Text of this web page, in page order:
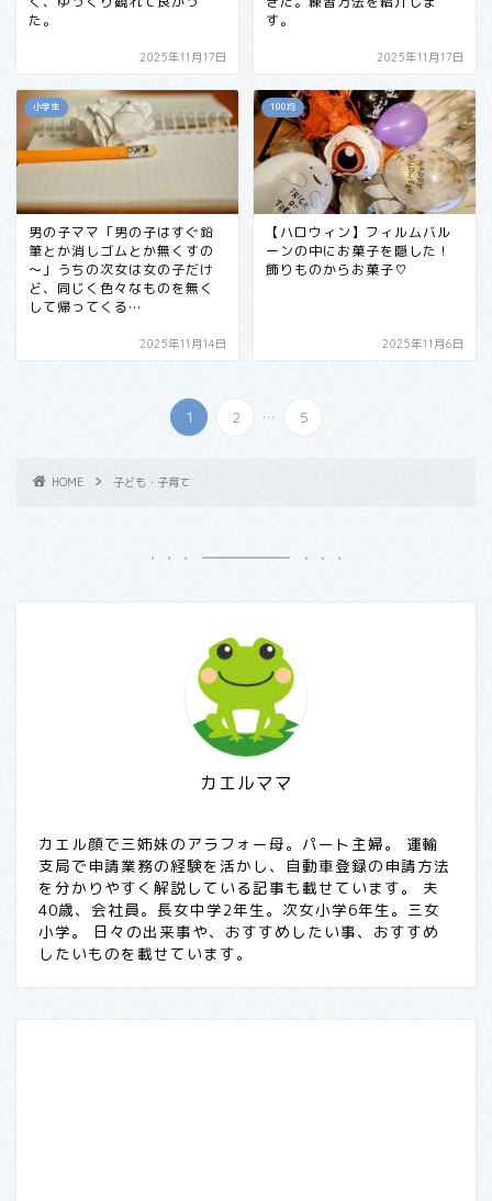
た。
2025年11月17日
す。
2025年11月17日
小学生
男の子ママ「男の子はすぐ鉛
筆とか消しゴムとか無くすの
～」うちの次女は女の子だけ
ど、同じく色々なものを無く
して帰ってくる…
2025年11月14日
100均
【ハロウィン】フィルムバル
ーンの中にお菓子を隠した！
飾りものからお菓子♡
2025年11月6日
1 2 ... 5
HOME 子ども・子育て
カエルママ
カエル顔で三姉妹のアラフォー母。パート主婦。 運輸
支局で申請業務の経験を活かし、自動車登録の申請方法
を分かりやすく解説している記事も載せています。 夫
40歳、会社員。長女中学2年生。次女小学6年生。三女
小学。 日々の出来事や、おすすめしたい事、おすすめ
したいものを載せています。